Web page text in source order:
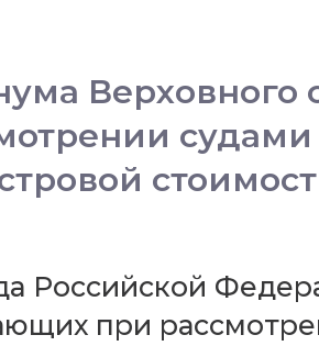
Верховного
Российской
при